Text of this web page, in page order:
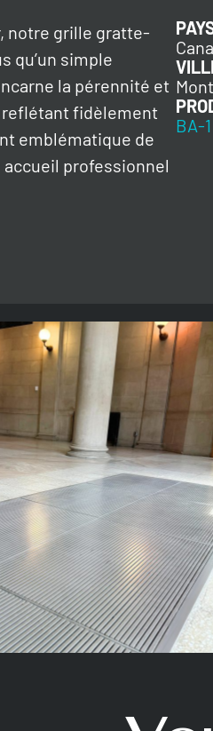
notre grille gratte-
qu’un simple
la pérennité et
fidèlement
emblématique de
accueil professionnel
BA-1